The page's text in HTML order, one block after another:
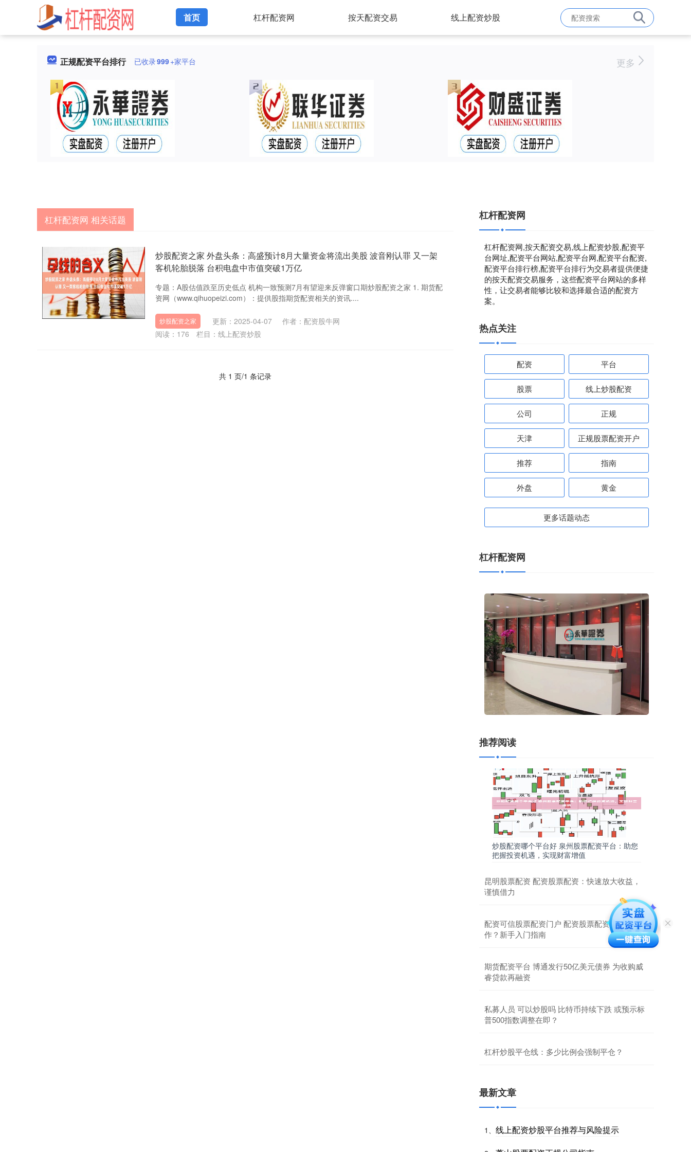
首页 杠杆配资网 按天配资交易 线上配资炒股
正规配资平台排行 已收录999+家平台 更多
杠杆配资网 相关话题
炒股配资之家 外盘头条：高盛预计8月大量资金将流出美股 波音刚认罪 又一架
客机轮胎脱落 台积电盘中市值突破1万亿
专题：A股估值跌至历史低点 机构一致预测7月有望迎来反弹窗口期炒股配资之家 1. 期货配
资网（www.qihuopeizi.com）：提供股指期货配资相关的资讯....
炒股配资之家 更新：2025-04-07
作者：配资股牛网
阅读： 176 栏目： 线上配资炒股
共 1 页/1 条记录
杠杆配资网
杠杆配资网,按天配资交易,线上配资炒股,配资平
台网址,配资平台网站,配资平台网,配资平台配资,
配资平台排行榜,配资平台排行为交易者提供便捷
的按天配资交易服务，这些配资平台网站的多样
性，让交易者能够比较和选择最合适的配资方
案。
热点关注
配资 平台
股票 线上炒股配资
公司 正规
天津 正规股票配资开户
推荐 指南
外盘 黄金
更多话题动态
杠杆配资网
推荐阅读
炒股配资哪个平台好 泉州股票配资平台：助您
把握投资机遇，实现财富增值
昆明股票配资 配资股票配资：快速放大收益，
谨慎借力
配资可信股票配资门户 配资股票配资如何操
作？新手入门指南
期货配资平台 博通发行50亿美元债券 为收购威
睿贷款再融资
私募人员 可以炒股吗 比特币持续下跌 或预示标
普500指数调整在即？
杠杆炒股平仓线：多少比例会强制平仓？
最新文章
1、 线上配资炒股平台推荐与风险提示